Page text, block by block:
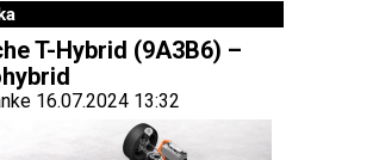
T-Hybrid (9A3B6) –
16.07.2024 13:32